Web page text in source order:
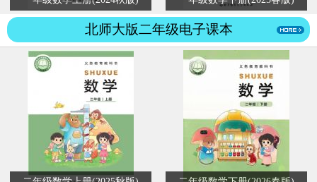
北师大版二年级电子课本